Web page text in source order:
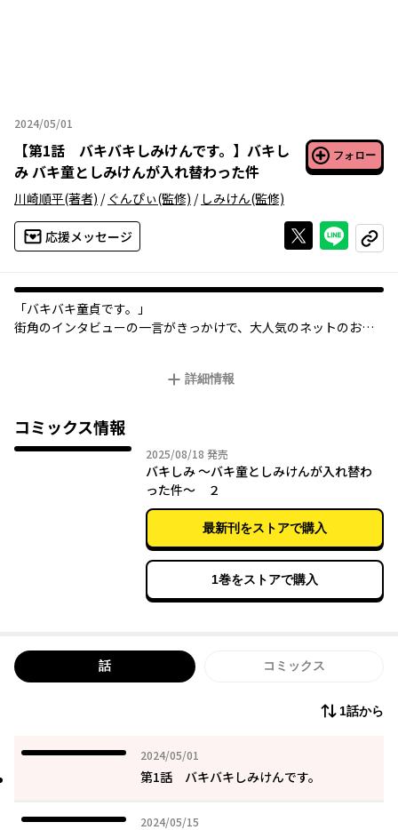
2024/05/01
2024年05月01日
【第1話 バキバキしみけんです。 】 バキし
み バキ童としみけんが入れ替わった件
フォロー
川崎順平(著者) / ぐんぴぃ(監修) / しみけん(監修)
応援メッセージ Xで投稿する
ライン
コピー
「バキバキ童貞です。」
街角のインタビューの一言がきっかけで、大人気のネットのおも
ことに！ 経験人数0人と1万人の入れ替わり譚、開幕!!
詳細情報
コミックス情報
2025/08/18 2025年08月18日
発売
バキしみ ～バキ童としみけんが入れ替わ
った件～ ２
最新刊をストアで購入
1巻をストアで購入
話 コミックス
1話から
2024/05/01
2024年05月01日
第1話 バキバキしみけんです。
2024/05/15
2024年05月15日